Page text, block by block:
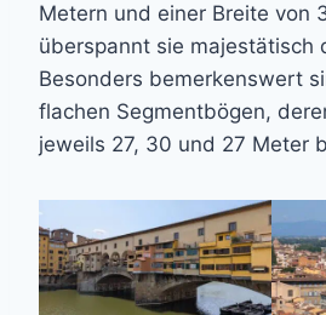
Metern und einer Breite von
überspannt sie majestätisch
Besonders bemerkenswert
flachen Segmentbögen,
jeweils 27, 30 und 27 Meter